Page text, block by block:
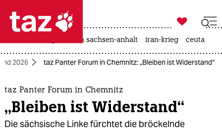
 taz zahl ich
taz zahl ich
themen
politik

taz zahl ich
landtagswahl in sachsen-anhalt iran-krieg ceuta
2026 taz Panter Forum in Chemnitz: „Bleiben ist Widerstand“
taz Panter Forum in Chemnitz
„Bleiben ist Widerstand“
Die sächsische Linke fürchtet die bröckelnde